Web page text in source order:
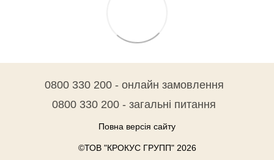
0800 330 200 - онлайн замовлення
0800 330 200 - загальні питання
Повна версія сайту
©ТОВ "КРОКУС ГРУПП" 2026